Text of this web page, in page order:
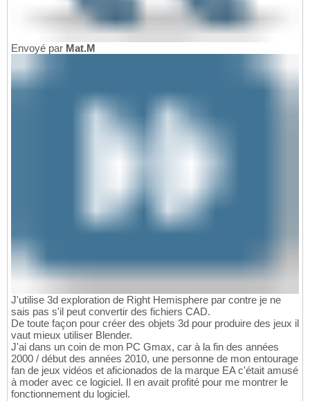
Envoyé par Mat.M
J'utilise 3d exploration de Right Hemisphere par contre je ne
sais pas s'il peut convertir des fichiers CAD.
De toute façon pour créer des objets 3d pour produire des jeux il
vaut mieux utiliser Blender.
J'ai dans un coin de mon PC Gmax, car à la fin des années
2000 / début des années 2010, une personne de mon entourage
fan de jeux vidéos et aficionados de la marque EA c'était amusé
à moder avec ce logiciel. Il en avait profité pour me montrer le
fonctionnement du logiciel.